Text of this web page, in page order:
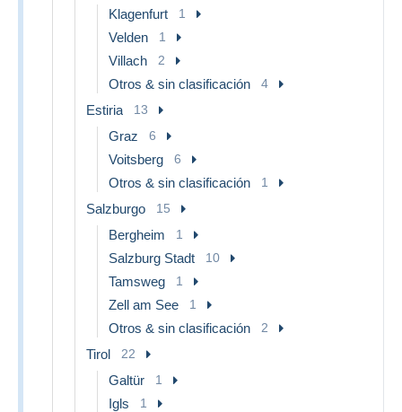
Klagenfurt 1
Velden 1
Villach 2
Otros & sin clasificación 4
Estiria 13
Graz 6
Voitsberg 6
Otros & sin clasificación 1
Salzburgo 15
Bergheim 1
Salzburg Stadt 10
Tamsweg 1
Zell am See 1
Otros & sin clasificación 2
Tirol 22
Galtür 1
Igls 1